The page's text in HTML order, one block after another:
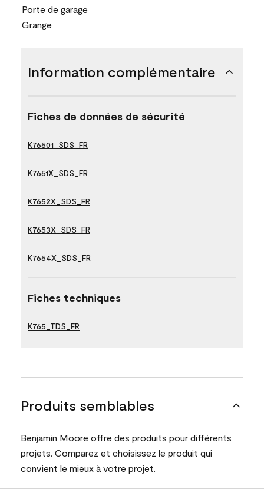
Porte de garage
Grange
Information complémentaire
Fiches de données de sécurité
K76501_SDS_FR
K7651X_SDS_FR
K7652X_SDS_FR
K7653X_SDS_FR
K7654X_SDS_FR
Fiches techniques
K765_TDS_FR
Produits semblables
Benjamin Moore offre des produits pour différents
projets. Comparez et choisissez le produit qui
convient le mieux à votre projet.